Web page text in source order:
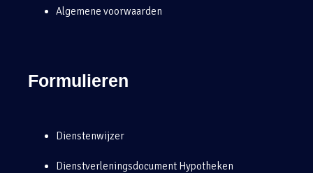
Algemene voorwaarden
Formulieren
Dienstenwijzer
Dienstverleningsdocument Hypotheken